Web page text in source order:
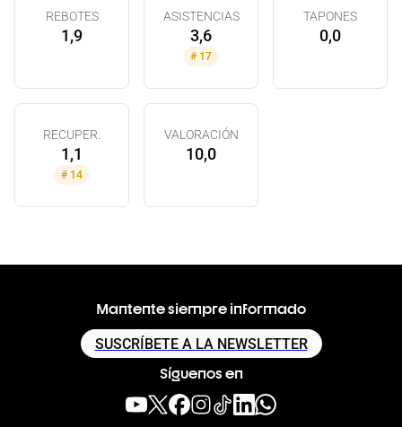
REBOTES
1,9
ASISTENCIAS
3,6
# 17
TAPONES
0,0
RECUPER.
1,1
# 14
VALORACIÓN
10,0
Mantente siempre informado
SUSCRÍBETE A LA NEWSLETTER
Síguenos en